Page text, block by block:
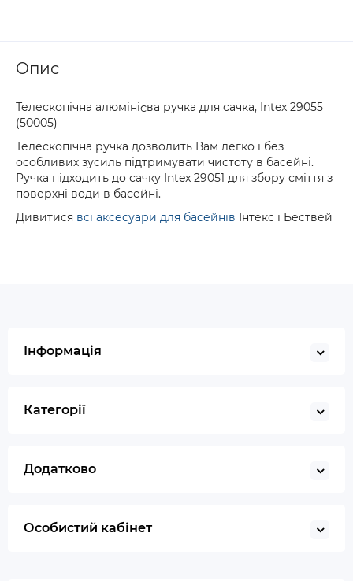
Опис
Телескопічна алюмінієва ручка для сачка, Intex 29055
(50005)
Телескопічна ручка дозволить Вам легко і без
особливих зусиль підтримувати чистоту в басейні.
Ручка підходить до сачку Intex 29051 для збору сміття з
поверхні води в басейні.
Дивитися всі аксесуари для басейнів Інтекс і Бествей
Інформація
Категорії
Додатково
Особистий кабінет